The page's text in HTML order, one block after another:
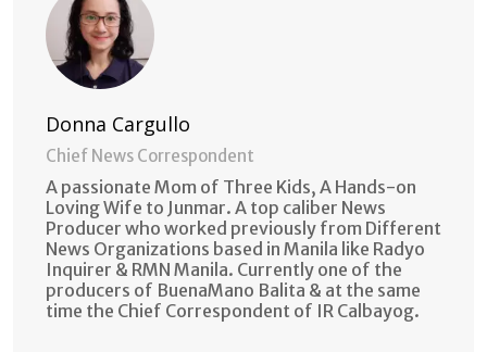
Donna Cargullo
Chief News Correspondent
A passionate Mom of Three Kids, A Hands-on
Loving Wife to Junmar. A top caliber News
Producer who worked previously from Different
News Organizations based in Manila like Radyo
Inquirer & RMN Manila. Currently one of the
producers of BuenaMano Balita & at the same
time the Chief Correspondent of IR Calbayog.